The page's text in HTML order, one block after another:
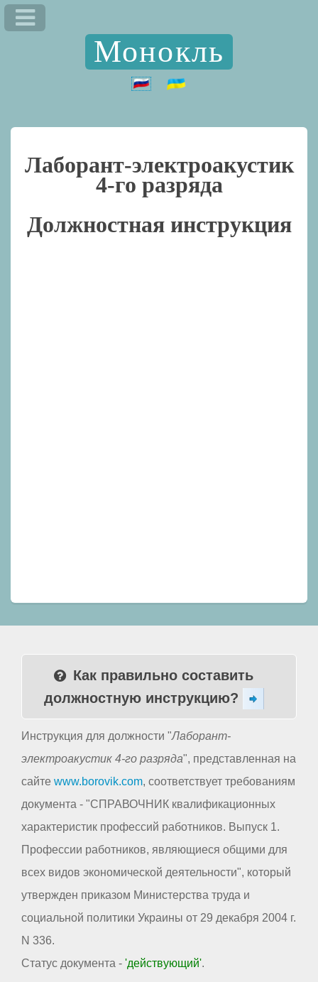
Монокль
Лаборант-электроакустик
4-го разряда
Должностная инструкция
Как правильно составить
должностную инструкцию?
Инструкция для должности "Лаборант-
электроакустик 4-го разряда", представленная на
сайте www.borovik.com, соответствует требованиям
документа - "СПРАВОЧНИК квалификационных
характеристик профессий работников. Выпуск 1.
Профессии работников, являющиеся общими для
всех видов экономической деятельности", который
утвержден приказом Министерства труда и
социальной политики Украины от 29 декабря 2004 г.
N 336.
Статус документа - 'действующий'.